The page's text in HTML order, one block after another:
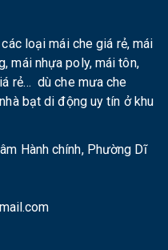
loại mái che giá rẻ, mái
mái nhựa poly, mái tôn,
rẻ… dù che mưa che
bạt di động uy tín ở khu
Hành chính, Phường Dĩ